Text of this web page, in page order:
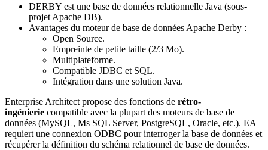
DERBY est une base de données relationnelle Java (sous-
projet Apache DB).
Avantages du moteur de base de données Apache Derby :
Open Source.
Empreinte de petite taille (2/3 Mo).
Multiplateforme.
Compatible JDBC et SQL.
Intégration dans une solution Java.
Enterprise Architect propose des fonctions de rétro-
ingénierie compatible avec la plupart des moteurs de base de
données (MySQL, Ms SQL Server, PostgreSQL, Oracle, etc.). EA
requiert une connexion ODBC pour interroger la base de données et
récupérer la définition du schéma relationnel de base de données.